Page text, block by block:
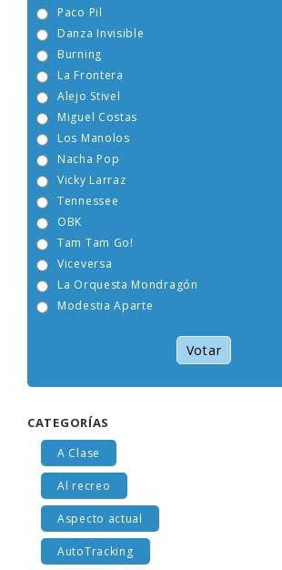
Paco Pil
Danza Invisible
Burning
La Frontera
Alejo Stivel
Miguel Costas
Los Manolos
Nacha Pop
Vicky Larraz
Tennessee
OBK
Tam Tam Go!
Viceversa
La Orquesta Mondragón
Modestia Aparte
Votar
CATEGORÍAS
A Clase
Al recreo
Aspecto actual
AutoTracking